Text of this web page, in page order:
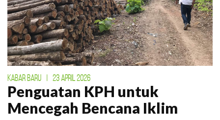
KABAR BARU | 23 APRIL 2026
Penguatan KPH untuk
Mencegah Bencana Iklim